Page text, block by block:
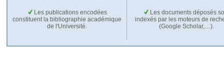
Les publications encodées
constituent la bibliographie académique
de l'Université.
Les documents déposés
indexés par les moteurs de
(Google Scholar,…).